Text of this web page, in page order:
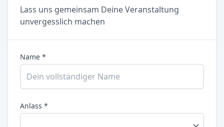
Lass uns gemeinsam Deine Veranstaltung
unvergesslich machen
Name *
Anlass *